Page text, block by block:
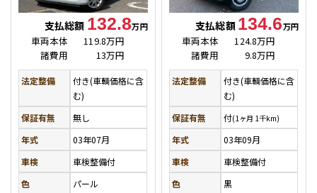
支払総額 132.8万円
車両本体
119.8万円
諸費用
13万円
法定整備
付き(車輌価格に含
む)
保証有無
無し
年式
03年07月
車検
車検整備付
色
パール
支払総額 134.6万円
車両本体
124.8万円
諸費用
9.8万円
法定整備
付き(車輌価格に含
む)
保証有無
付(1ヶ月 1千km)
年式
03年09月
車検
車検整備付
色
黒